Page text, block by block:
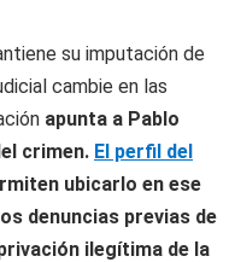
su imputación de
cambie en las
apunta a Pablo
crimen. El perfil del
ubicarlo en ese
denuncias previas de
ilegítima de la